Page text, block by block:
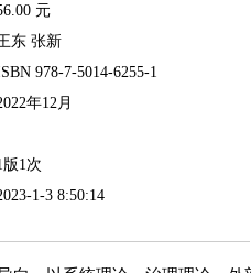
元
东 张新
978-7-5014-6255-1
年12月
版1次
1-3 8:50:14